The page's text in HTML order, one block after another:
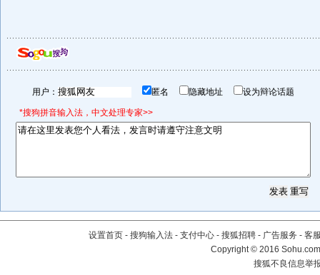
用户： 匿名 隐藏地址 设为辩论话题
*搜狗拼音输入法，中文处理专家>>
设置首页 - 搜狗输入法 - 支付中心 - 搜狐招聘 - 广告服务 - 客
Copyright©2016
搜狐不良信息举